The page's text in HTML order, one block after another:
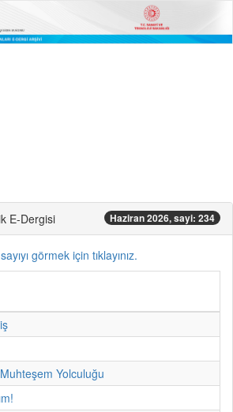
E-Dergisi Haziran 2026, sayi: 234
görmek için tıklayınız.
Yolculuğu